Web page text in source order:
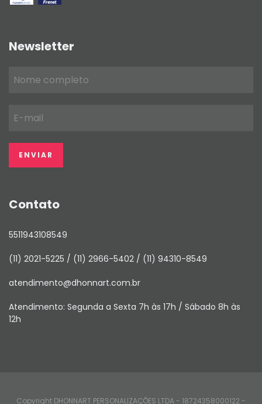
Newsletter
Contato
5511943108549
(11) 2021-5225 / (11) 2966-5402 / (11) 94310-8549
atendimento@dhonnart.com.br
Atendimento: Segunda a Sexta 7h às 17h / Sábado 8h às
12h
Copyright DHONNART PERSONALIZAÇÕES LTDA - 18724358000122 -